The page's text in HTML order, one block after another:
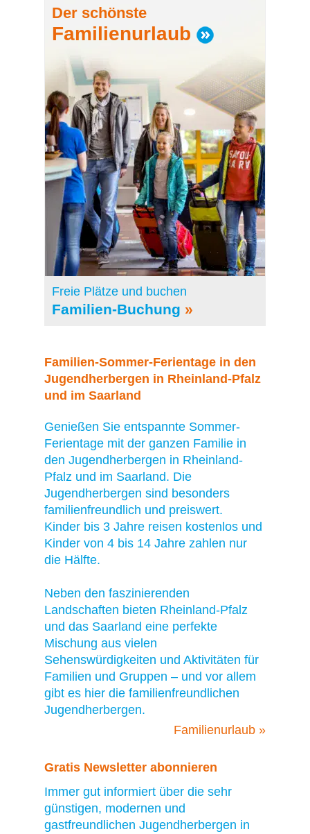
Der schönste
Familienurlaub
Freie Plätze und buchen
Familien-Buchung »
Familien-Sommer-Ferientage in den
Jugendherbergen in Rheinland-Pfalz
und im Saarland
Genießen Sie entspannte Sommer-
Ferientage mit der ganzen Familie in
den Jugendherbergen in Rheinland-
Pfalz und im Saarland. Die
Jugendherbergen sind besonders
familienfreundlich und preiswert.
Kinder bis 3 Jahre reisen kostenlos und
Kinder von 4 bis 14 Jahre zahlen nur
die Hälfte.
Neben den faszinierenden
Landschaften bieten Rheinland-Pfalz
und das Saarland eine perfekte
Mischung aus vielen
Sehenswürdigkeiten und Aktivitäten für
Familien und Gruppen – und vor allem
gibt es hier die familienfreundlichen
Jugendherbergen.
Familienurlaub »
Gratis Newsletter abonnieren
Immer gut informiert über die sehr
günstigen, modernen und
gastfreundlichen Jugendherbergen in